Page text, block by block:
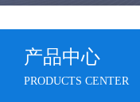
产品中心
PRODUCTS CENTER